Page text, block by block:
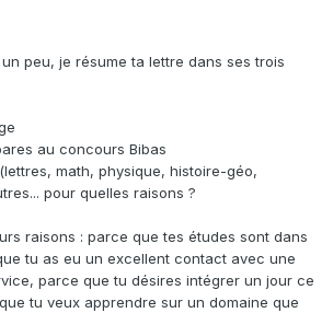
peu, je résume ta lettre dans ses trois
au concours Bibas
math, physique, histoire-géo,
pour quelles raisons ?
raisons : parce que tes études sont dans
tu as eu un excellent contact avec une
parce que tu désires intégrer un jour ce
tu veux apprendre sur un domaine que